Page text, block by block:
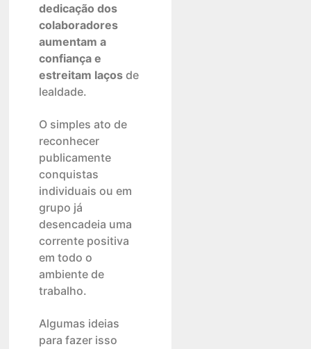
dedicação dos
colaboradores
aumentam a
confiança e
estreitam laçosde
lealdade.
O simples ato de
reconhecer
publicamente
conquistas
individuais ou em
grupo já
desencadeia uma
corrente positiva
em todo o
ambiente de
trabalho.
Algumas ideias
para fazer isso